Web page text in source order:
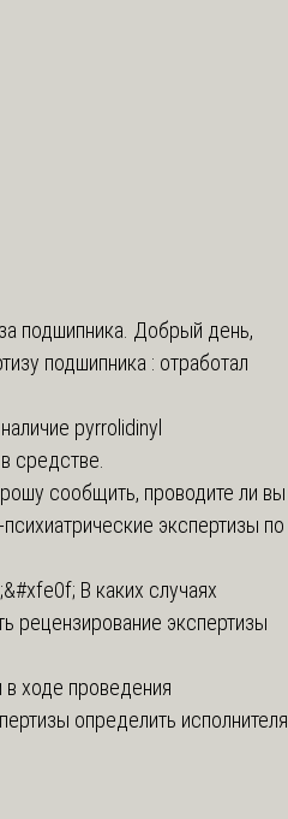
подшипника. Добрый день,
подшипника : отработал
pyrrolidinyl
средстве.
сообщить, проводите ли вы
экспертизы по
В каких случаях
рецензирование экспертизы
ходе проведения
определить исполнителя